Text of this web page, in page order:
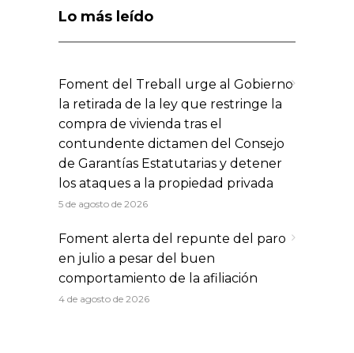
Lo más leído
Foment del Treball urge al Gobierno
la retirada de la ley que restringe la
compra de vivienda tras el
contundente dictamen del Consejo
de Garantías Estatutarias y detener
los ataques a la propiedad privada
5 de agosto de 2026
Foment alerta del repunte del paro
en julio a pesar del buen
comportamiento de la afiliación
4 de agosto de 2026